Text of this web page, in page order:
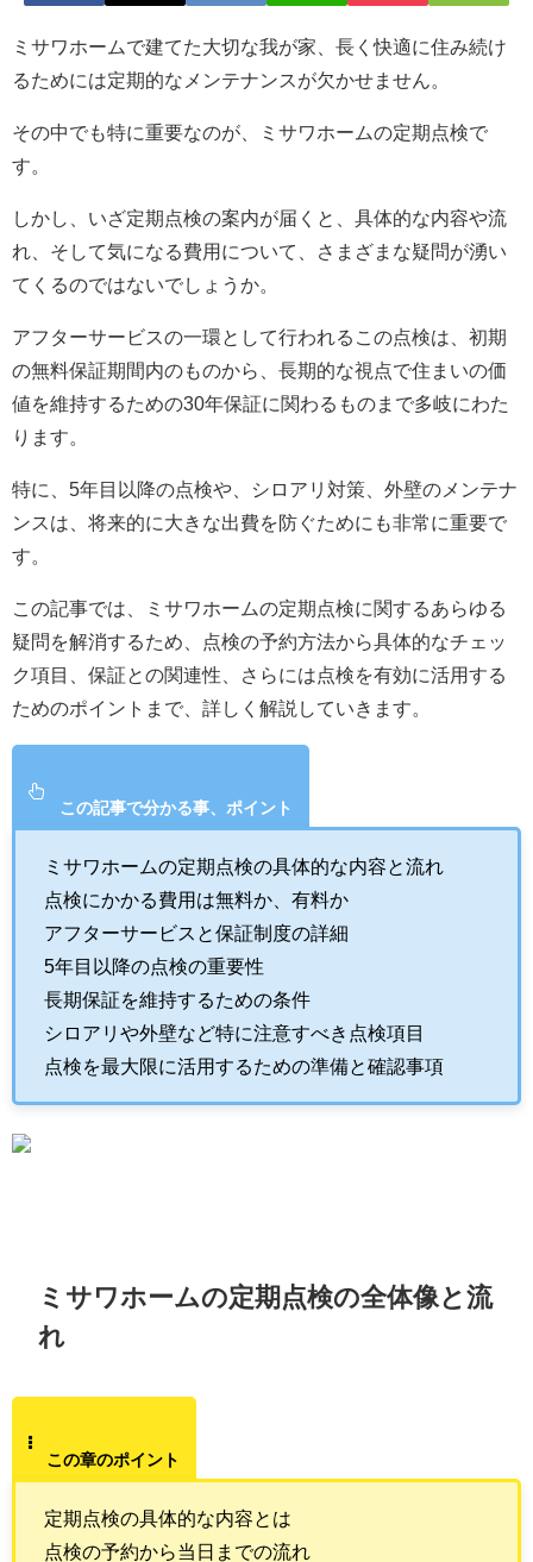
ミサワホームで建てた大切な我が家、長く快適に住み続け
るためには定期的なメンテナンスが欠かせません。
その中でも特に重要なのが、ミサワホームの定期点検で
す。
しかし、いざ定期点検の案内が届くと、具体的な内容や流
れ、そして気になる費用について、さまざまな疑問が湧い
てくるのではないでしょうか。
アフターサービスの一環として行われるこの点検は、初期
の無料保証期間内のものから、長期的な視点で住まいの価
値を維持するための30年保証に関わるものまで多岐にわた
ります。
特に、5年目以降の点検や、シロアリ対策、外壁のメンテナ
ンスは、将来的に大きな出費を防ぐためにも非常に重要で
す。
この記事では、ミサワホームの定期点検に関するあらゆる
疑問を解消するため、点検の予約方法から具体的なチェッ
ク項目、保証との関連性、さらには点検を有効に活用する
ためのポイントまで、詳しく解説していきます。
この記事で分かる事、ポイント
ミサワホームの定期点検の具体的な内容と流れ
点検にかかる費用は無料か、有料か
アフターサービスと保証制度の詳細
5年目以降の点検の重要性
長期保証を維持するための条件
シロアリや外壁など特に注意すべき点検項目
点検を最大限に活用するための準備と確認事項
ミサワホームの定期点検の全体像と流
れ
この章のポイント
定期点検の具体的な内容とは
点検の予約から当日までの流れ